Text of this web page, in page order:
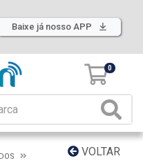
Baixe já nosso APP
0
VOLTAR